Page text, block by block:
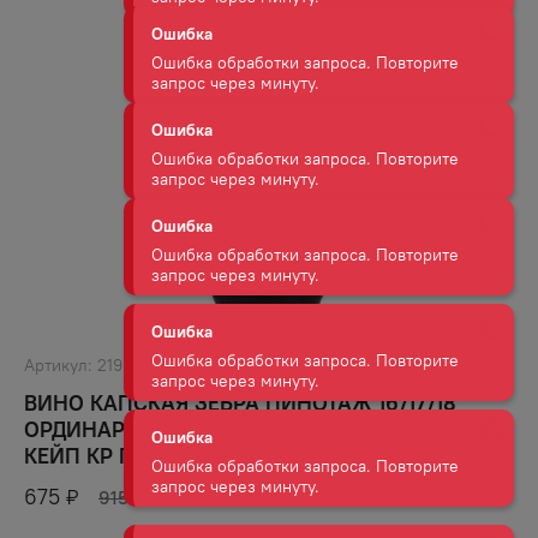
Артикул: 2196
ВИНО КАПСКАЯ ЗЕБРА ПИНОТАЖ 16/17/18
ОРДИНАРНОЕ СОРТОВОЕ РЕГИОН ВЕСТЕРН
КЕЙП КР П/СУХ 9−15% 0,75Л
675 ₽ 915 ₽
Ошибка
Ошибка обработки запроса. Повторите
запрос через минуту.
Ошибка
Ошибка обработки запроса. Повторите
запрос через минуту.
Ошибка обработки запроса. Повторите
запрос через минуту.
Ошибка
Ошибка обработки запроса. Повторите
запрос через минуту.
Ошибка
Ошибка обработки запроса. Повторите
запрос через минуту.